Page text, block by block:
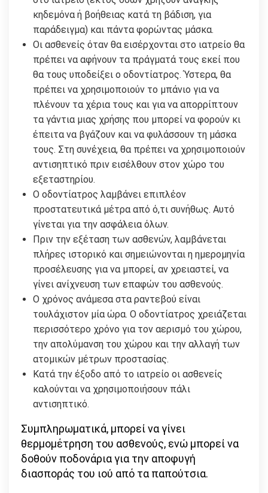
κηδεμόνα ή βοήθειας κατά τη βάδιση, για
παράδειγμα) και πάντα φορώντας μάσκα.
Οι ασθενείς όταν θα εισέρχονται στο ιατρείο θα
πρέπει να αφήνουν τα πράγματά τους εκεί που
θα τους υποδείξει ο οδοντίατρος. Ύστερα, θα
πρέπει να χρησιμοποιούν το μπάνιο για να
πλένουν τα χέρια τους και για να απορρίπτουν
τα γάντια μιας χρήσης που μπορεί να φορούν κι
έπειτα να βγάζουν και να φυλάσσουν τη μάσκα
τους. Στη συνέχεια, θα πρέπει να χρησιμοποιούν
αντισηπτικό πριν εισέλθουν στον χώρο του
εξεταστηρίου.
Ο οδοντίατρος λαμβάνει επιπλέον
προστατευτικά μέτρα από ό,τι συνήθως. Αυτό
γίνεται για την ασφάλεια όλων.
Πριν την εξέταση των ασθενών, λαμβάνεται
πλήρες ιστορικό και σημειώνονται η ημερομηνία
προσέλευσης για να μπορεί, αν χρειαστεί, να
γίνει ανίχνευση των επαφών του ασθενούς.
Ο χρόνος ανάμεσα στα ραντεβού είναι
τουλάχιστον μία ώρα. Ο οδοντίατρος χρειάζεται
περισσότερο χρόνο για τον αερισμό του χώρου,
την απολύμανση του χώρου και την αλλαγή των
ατομικών μέτρων προστασίας.
Κατά την έξοδο από το ιατρείο οι ασθενείς
καλούνται να χρησιμοποιήσουν πάλι
αντισηπτικό.
Συμπληρωματικά, μπορεί να γίνει
θερμομέτρηση του ασθενούς, ενώ μπορεί να
δοθούν ποδονάρια για την αποφυγή
διασποράς του ιού από τα παπούτσια.